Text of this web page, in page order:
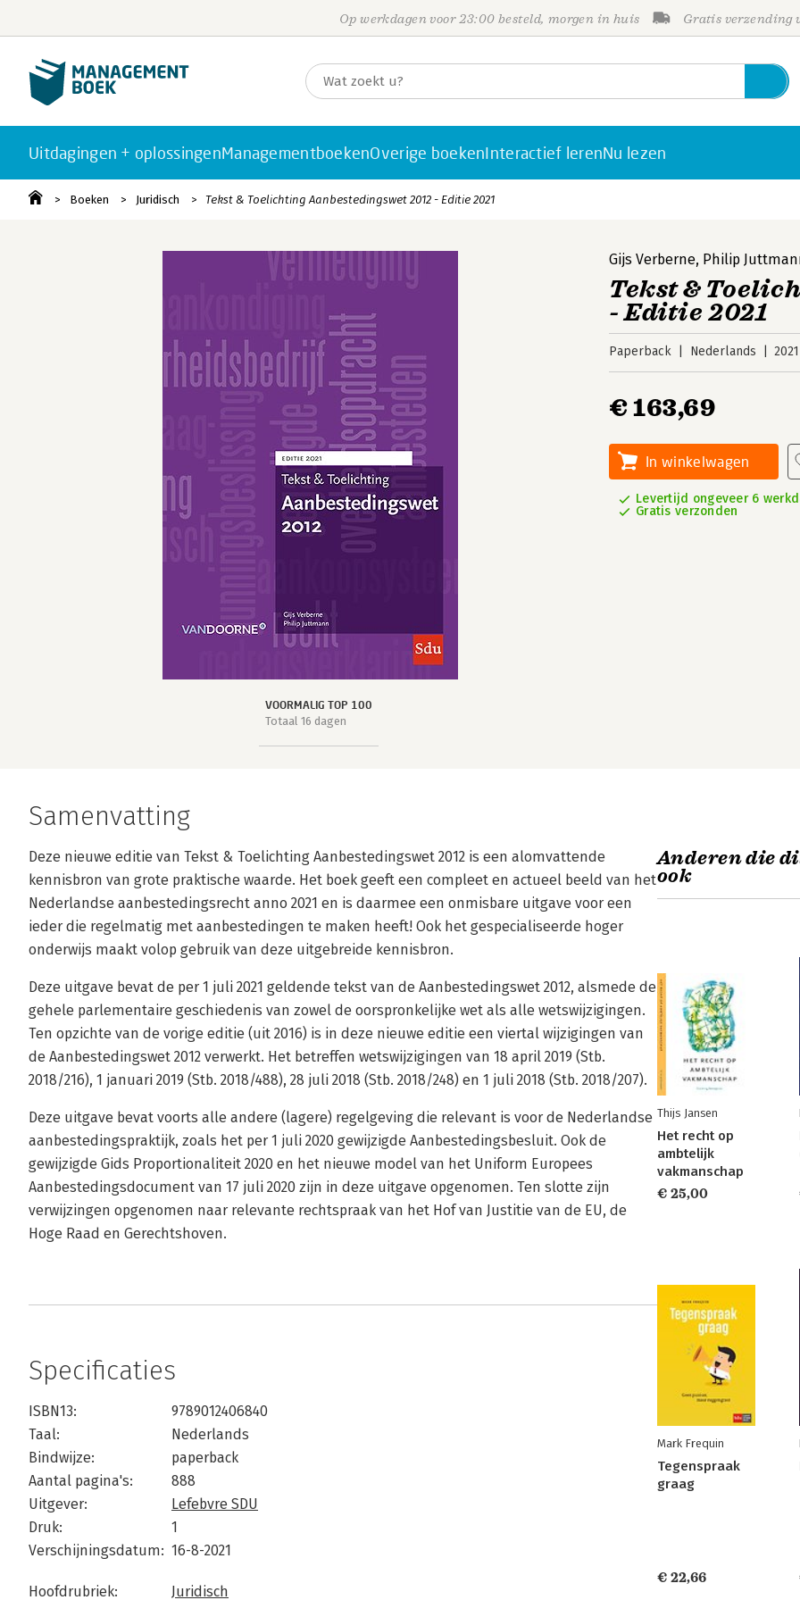
Op werkdagen voor 23:00 besteld, morgen in huis Gratis verzending
Uitdagingen + oplossingenManagementboekenOverige boekenInteractief lerenNu lezen
Boeken Juridisch Tekst & Toelichting Aanbestedingswet 2012 - Editie 2021
VOORMALIG TOP 100
Totaal 16 dagen
Gijs Verberne, Philip
Tekst &
- Editie 2021
Paperback Nederlands 2021
€ 163,69
In winkelwagen
Levertijd ongeveer 6
Gratis verzonden
Samenvatting
Deze nieuwe editie van Tekst & Toelichting Aanbestedingswet 2012 is een alomvattende
kennisbron van grote praktische waarde. Het boek geeft een compleet en actueel beeld van het
Nederlandse aanbestedingsrecht anno 2021 en is daarmee een onmisbare uitgave voor een
ieder die regelmatig met aanbestedingen te maken heeft! Ook het gespecialiseerde hoger
onderwijs maakt volop gebruik van deze uitgebreide kennisbron.
Deze uitgave bevat de per 1 juli 2021 geldende tekst van de Aanbestedingswet 2012, alsmede de
gehele parlementaire geschiedenis van zowel de oorspronkelijke wet als alle wetswijzigingen.
Ten opzichte van de vorige editie (uit 2016) is in deze nieuwe editie een viertal wijzigingen van
de Aanbestedingswet 2012 verwerkt. Het betreffen wetswijzigingen van 18 april 2019 (Stb.
2018/216), 1 januari 2019 (Stb. 2018/488), 28 juli 2018 (Stb. 2018/248) en 1 juli 2018 (Stb. 2018/207).
Deze uitgave bevat voorts alle andere (lagere) regelgeving die relevant is voor de Nederlandse
aanbestedingspraktijk, zoals het per 1 juli 2020 gewijzigde Aanbestedingsbesluit. Ook de
gewijzigde Gids Proportionaliteit 2020 en het nieuwe model van het Uniform Europees
Aanbestedingsdocument van 17 juli 2020 zijn in deze uitgave opgenomen. Ten slotte zijn
verwijzingen opgenomen naar relevante rechtspraak van het Hof van Justitie van de EU, de
Hoge Raad en Gerechtshoven.
Specificaties
ISBN13:
9789012406840
Taal:
Nederlands
Bindwijze:
paperback
Aantal pagina's:
888
Uitgever:
Lefebvre SDU
Druk:
1
Verschijningsdatum: 16-8-2021
Hoofdrubriek:
Juridisch
Anderen die
ook
Thijs Jansen
Het recht op
ambtelijk
vakmanschap
€ 25,00
Mark Frequin
Tegenspraak
graag
€ 22,66